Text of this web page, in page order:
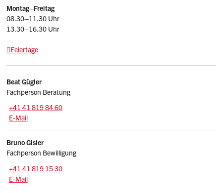
Montag–Freitag
08.30–11.30 Uhr
13.30–16.30 Uhr
Feiertage
BeatGügler
Fachperson Beratung
Tel.:
+41 41 819 84 60
E-Mail: beat.guegler
E-Mail
BrunoGisler
Fachperson Bewilligung
Tel.:
+41 41 819 15 30
E-Mail: bruno.gisler
E-Mail